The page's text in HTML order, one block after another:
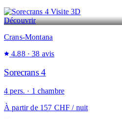
Visite 3D
Découvrir
Crans-Montana
4.88 · 38 avis
Sorecrans 4
4 pers. · 1 chambre
À partir de157 CHF / nuit